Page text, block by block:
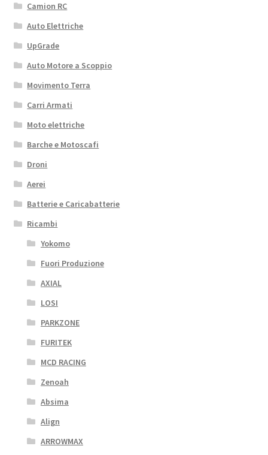
Camion RC
Auto Elettriche
UpGrade
Auto Motore a Scoppio
Movimento Terra
Carri Armati
Moto elettriche
Barche e Motoscafi
Droni
Aerei
Batterie e Caricabatterie
Ricambi
Yokomo
Fuori Produzione
AXIAL
LOSI
PARKZONE
FURITEK
MCD RACING
Zenoah
Absima
Align
ARROWMAX